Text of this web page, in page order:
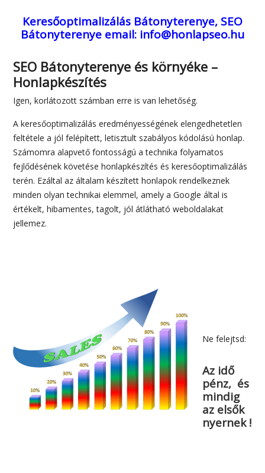
Keresőoptimalizálás Bátonyterenye, SEO
Bátonyterenye email: info@honlapseo.hu
SEO Bátonyterenye és környéke –
Honlapkészítés
Igen, korlátozott számban erre is van lehetőség.
A keresőoptimalizálás eredményességének elengedhetetlen
feltétele a jól felépített, letisztult szabályos kódolású honlap.
Számomra alapvető fontosságú a technika folyamatos
fejlődésének követése honlapkészítés és keresőoptimalizálás
terén. Ezáltal az általam készített honlapok rendelkeznek
minden olyan technikai elemmel, amely a Google által is
értékelt, hibamentes, tagolt, jól átlátható weboldalakat
jellemez.
Ne felejtsd:
Az idő
pénz, és
mindig
az elsők
nyernek !